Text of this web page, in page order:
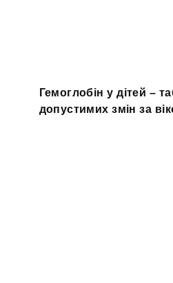
Гемоглобін у дітей –
допустимих змін за